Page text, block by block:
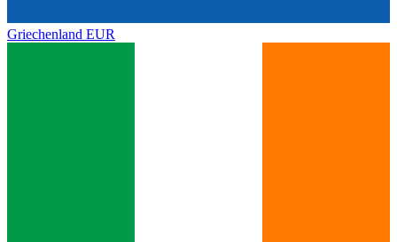
Griechenland EUR